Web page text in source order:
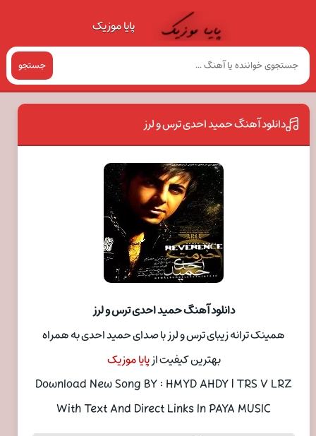
پایا موزیک
جستجو
دانلود آهنگ حمید احدی ترس و لرز
دانلود آهنگ حمید احدی ترس و لرز
همینک ترانه زیبای ترس و لرز با صدای حمید احدی به همراه
بهترین کیفیت ازپایا موزیک
Download New Song BY : HMYD AHDY | TRS V LRZ
With Text And Direct Links In PAYA MUSIC